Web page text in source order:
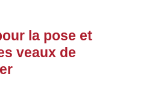
la pose et
veaux de